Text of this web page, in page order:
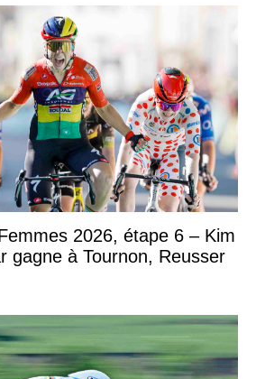
2026, étape 6 – Kim
gagne à Tournon, Reusser